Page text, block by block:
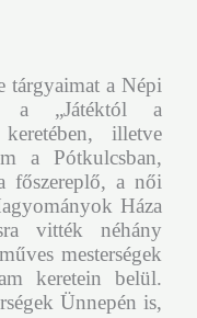
tárgyaimat a Népi
a „Játéktól a
illetve
a Pótkulcsban,
főszereplő, a női
Háza
vitték néhány
mesterségek
keretein belül.
Ünnepén is,